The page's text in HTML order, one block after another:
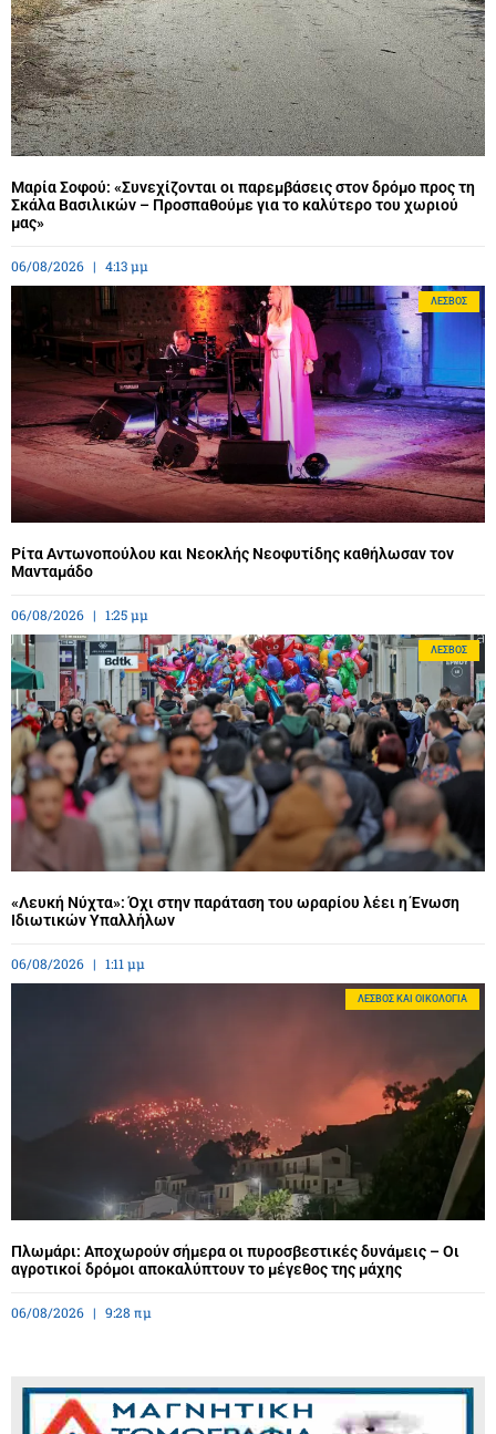
Μαρία Σοφού: «Συνεχίζονται οι παρεμβάσεις στον δρόμο προς τη
Σκάλα Βασιλικών – Προσπαθούμε για το καλύτερο του χωριού
μας»
06/08/2026 4:13 μμ
ΛΈΣΒΟΣ
Ρίτα Αντωνοπούλου και Νεοκλής Νεοφυτίδης καθήλωσαν τον
Μανταμάδο
06/08/2026 1:25 μμ
ΛΈΣΒΟΣ
«Λευκή Νύχτα»: Όχι στην παράταση του ωραρίου λέει η Ένωση
Ιδιωτικών Υπαλλήλων
06/08/2026 1:11 μμ
ΛΈΣΒΟΣ ΚΑΙ ΟΙΚΟΛΟΓΊΑ
Πλωμάρι: Αποχωρούν σήμερα οι πυροσβεστικές δυνάμεις – Οι
αγροτικοί δρόμοι αποκαλύπτουν το μέγεθος της μάχης
06/08/2026 9:28 πμ